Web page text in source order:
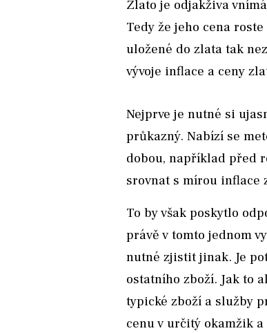
Zlato je odjakživa
Tedy že jeho cena
uložené do zlata tak
vývoje inflace a ceny
Nejprve je nutné si
průkazný. Nabízí se
dobou, například před
srovnat s mírou inflace
To by však poskytlo
právě v tomto jednom
nutné zjistit jinak. Je
ostatního zboží. Jak to
typické zboží a služby
cenu v určitý okamžik